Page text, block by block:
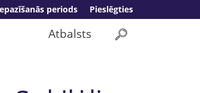
Pieslēgties
periods
Atbalsts